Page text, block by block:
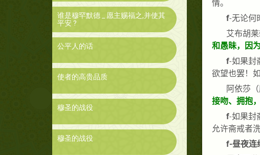
谁是穆罕默德 _ 愿主赐福之,并使其
平安 ?
公平人的话
使者的高贵品质
穆圣的战役
穆圣的战役
情。
f-无论何
艾布胡
和愚昧，因
f-如果封
欲望也罢！
阿依莎
接吻、拥抱
f-如果封
允许斋戒者洗
f-昼夜连